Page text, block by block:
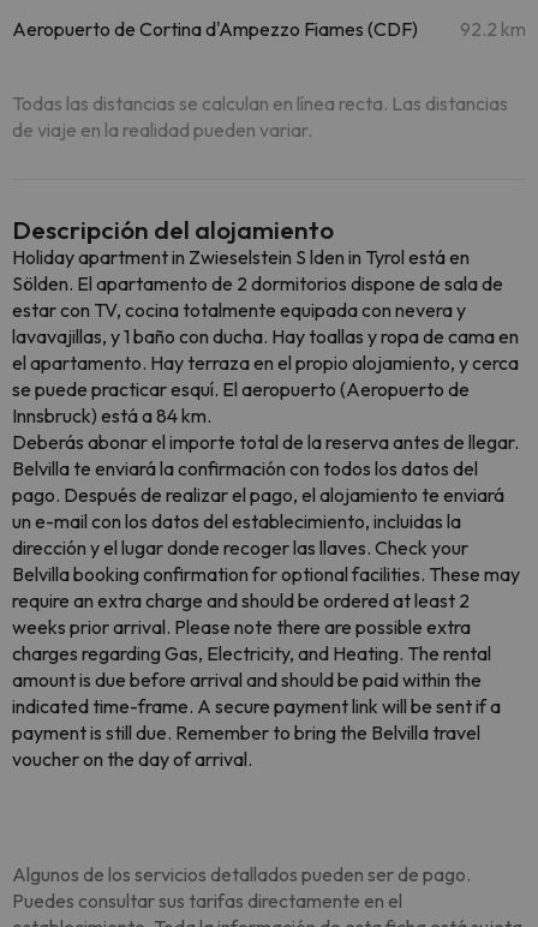
Aeropuerto de Cortina d'Ampezzo Fiames (CDF) 92.2 km
Todas las distancias se calculan en línea recta. Las distancias
de viaje en la realidad pueden variar.
Descripción del alojamiento
Holiday apartment in Zwieselstein S lden in Tyrol está en
Sölden. El apartamento de 2 dormitorios dispone de sala de
estar con TV, cocina totalmente equipada con nevera y
lavavajillas, y 1 baño con ducha. Hay toallas y ropa de cama en
el apartamento. Hay terraza en el propio alojamiento, y cerca
se puede practicar esquí. El aeropuerto (Aeropuerto de
Innsbruck) está a 84 km.
Deberás abonar el importe total de la reserva antes de llegar.
Belvilla te enviará la confirmación con todos los datos del
pago. Después de realizar el pago, el alojamiento te enviará
un e-mail con los datos del establecimiento, incluidas la
dirección y el lugar donde recoger las llaves. Check your
Belvilla booking confirmation for optional facilities. These may
require an extra charge and should be ordered at least 2
weeks prior arrival. Please note there are possible extra
charges regarding Gas, Electricity, and Heating. The rental
amount is due before arrival and should be paid within the
indicated time-frame. A secure payment link will be sent if a
payment is still due. Remember to bring the Belvilla travel
voucher on the day of arrival.
Algunos de los servicios detallados pueden ser de pago.
Puedes consultar sus tarifas directamente en el